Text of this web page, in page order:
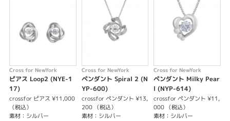
紹介文
脇石サイズpcs数：3.5mm×10pcs、
Cross for NewYork
ピアス Loop2 (NYE-1
17)
crossfor ピアス ¥11,000
（税込）
素材：シルバー
Cross for NewYork
ペンダント Spiral 2 (N
YP-600)
crossfor ペンダント ¥13,
200 （税込）
素材：シルバー
Cross for NewYork
ペンダント Milky Pear
l (NYP-614)
crossfor ペンダント ¥11,
000 （税込）
素材：シルバー